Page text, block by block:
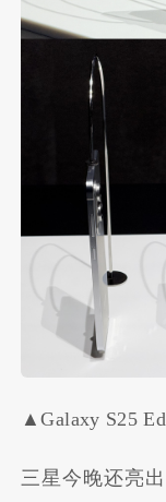
▲Galaxy S25
三星今晚还亮